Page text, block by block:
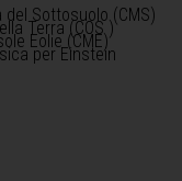
Sottosuolo (CMS)
Terra (COS )
Eolie (CME)
per Einstein